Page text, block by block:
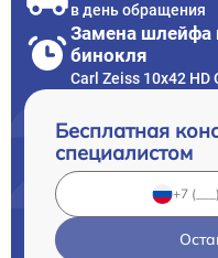
в день обращения
Замена шлейфа
бинокля
Carl Zeiss 10x42 HD
Бесплатная
специалистом